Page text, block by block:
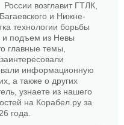
России возглавит ГТЛК,
и Нижне-
технологии борьбы
и подъем из Невы
главные темы,
информационную
а также о других
узнаете из нашего
на Корабел.ру за
года.